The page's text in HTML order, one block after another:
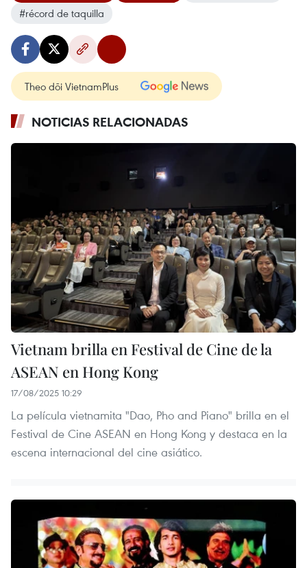
#récord de taquilla
Theo dõi VietnamPlus
NOTICIAS RELACIONADAS
Vietnam brilla en Festival de Cine de la
ASEAN en Hong Kong
17/08/2025 10:29
La película vietnamita "Dao, Pho and Piano" brilla en el
Festival de Cine ASEAN en Hong Kong y destaca en la
escena internacional del cine asiático.